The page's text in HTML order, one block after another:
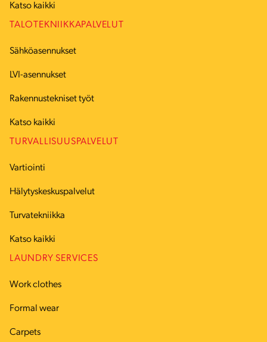
Katso kaikki
TALOTEKNIIKKAPALVELUT
Sähköasennukset
LVI-asennukset
Rakennustekniset työt
Katso kaikki
TURVALLISUUSPALVELUT
Vartiointi
Hälytyskeskuspalvelut
Turvatekniikka
Katso kaikki
LAUNDRY SERVICES
Work clothes
Formal wear
Carpets